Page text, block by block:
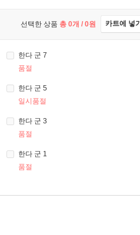
선택한 상품 총 0개 / 0원 카트에 넣기
한다 군 7
품절
한다 군 5
일시품절
한다 군 3
품절
한다 군 1
품절